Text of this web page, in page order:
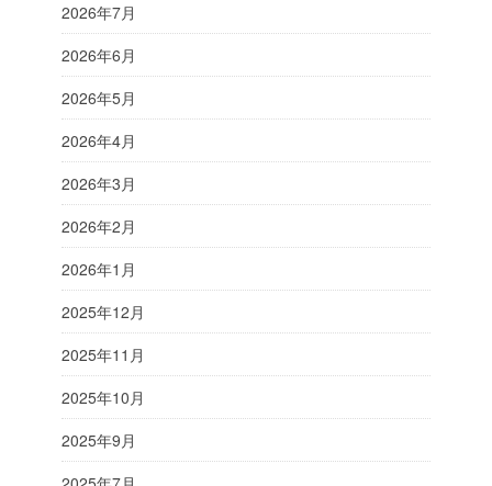
2026年7月
2026年6月
2026年5月
2026年4月
2026年3月
2026年2月
2026年1月
2025年12月
2025年11月
2025年10月
2025年9月